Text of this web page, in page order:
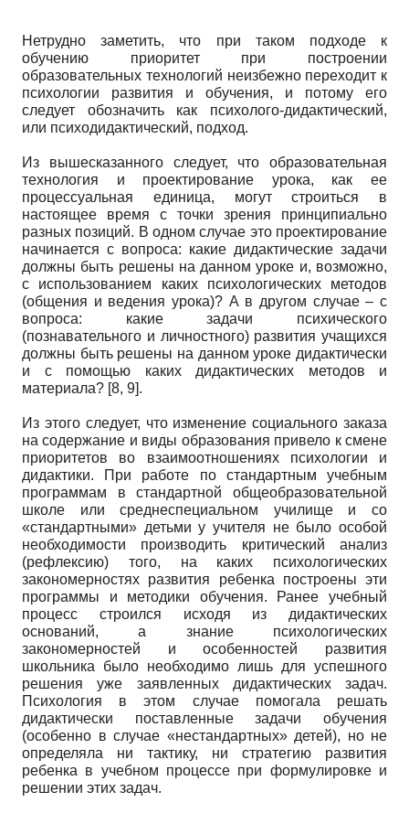
Нетрудно заметить, что при таком подходе к
обучению приоритет при построении
образовательных технологий неизбежно переходит к
психологии развития и обучения, и потому его
следует обозначить как психолого-дидактический,
или психодидактический, подход.
Из вышесказанного следует, что образовательная
технология и проектирование урока, как ее
процессуальная единица, могут строиться в
настоящее время с точки зрения принципиально
разных позиций. В одном случае это проектирование
начинается с вопроса: какие дидактические задачи
должны быть решены на данном уроке и, возможно,
с использованием каких психологических методов
(общения и ведения урока)? А в другом случае – с
вопроса: какие задачи психического
(познавательного и личностного) развития учащихся
должны быть решены на данном уроке дидактически
и с помощью каких дидактических методов и
материала? [8, 9].
Из этого следует, что изменение социального заказа
на содержание и виды образования привело к смене
приоритетов во взаимоотношениях психологии и
дидактики. При работе по стандартным учебным
программам в стандартной общеобразовательной
школе или среднеспециальном училище и со
«стандартными» детьми у учителя не было особой
необходимости производить критический анализ
(рефлексию) того, на каких психологических
закономерностях развития ребенка построены эти
программы и методики обучения. Ранее учебный
процесс строился исходя из дидактических
оснований, а знание психологических
закономерностей и особенностей развития
школьника было необходимо лишь для успешного
решения уже заявленных дидактических задач.
Психология в этом случае помогала решать
дидактически поставленные задачи обучения
(особенно в случае «нестандартных» детей), но не
определяла ни тактику, ни стратегию развития
ребенка в учебном процессе при формулировке и
решении этих задач.